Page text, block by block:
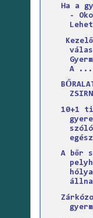
Ha a
-
A ...
10+1
szóló
A bőr